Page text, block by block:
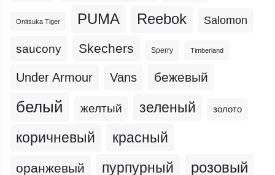
Onitsuka Tiger PUMA Reebok Salomon
saucony Skechers Sperry Timberland
Under Armour Vans бежевый
белый желтый зеленый золото
коричневый красный
оранжевый пурпурный розовый